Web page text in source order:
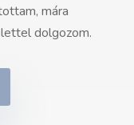
mára
dolgozom.